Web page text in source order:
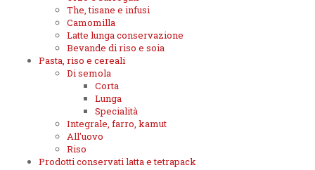
The, tisane e infusi
Camomilla
Latte lunga conservazione
Bevande di riso e soia
Pasta, riso e cereali
Di semola
Corta
Lunga
Specialità
Integrale, farro, kamut
All'uovo
Riso
Prodotti conservati latta e tetrapack